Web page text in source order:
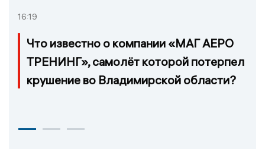
16:19
Что известно о компании «МАГ АЕРО
ТРЕНИНГ», самолёт которой потерпел
крушение во Владимирской области?